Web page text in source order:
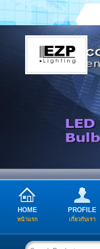
HOME
หน้าแรก
PROFILE
เกี่ยวกับเรา